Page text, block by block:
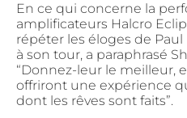
En ce qui concerne la
amplificateurs Halcro
répéter les éloges de
à son tour, a paraphrasé
“Donnez-leur le meilleur,
offriront une expérience
dont les rêves sont faits”.